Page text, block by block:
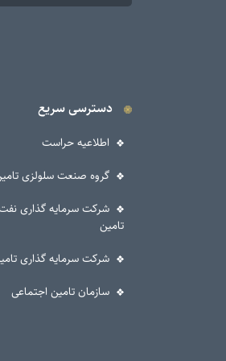
دسترسی سریع
اطلاعیه حراست
گروه صنعت سلولزی
شرکت سرمایه گذاری
تامین
شرکت سرمایه گذاری
سازمان تامین اجتماعی